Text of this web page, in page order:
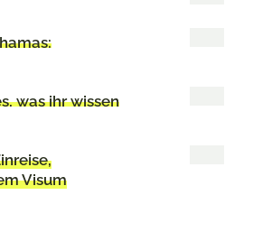
was ihr wissen
Visum